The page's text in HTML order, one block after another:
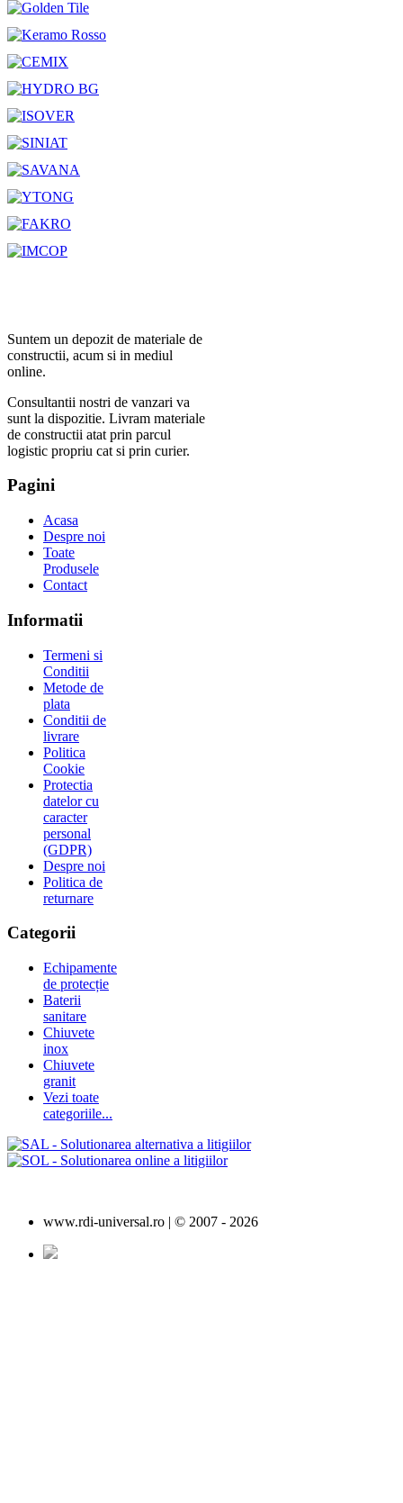
Suntem un depozit de materiale de
constructii, acum si in mediul
online.
Consultantii nostri de vanzari va
sunt la dispozitie. Livram materiale
de constructii atat prin parcul
logistic propriu cat si prin curier.
Pagini
Acasa
Despre noi
Toate
Produsele
Contact
Informatii
Termeni si
Conditii
Metode de
plata
Conditii de
livrare
Politica
Cookie
Protectia
datelor cu
caracter
personal
(GDPR)
Despre noi
Politica de
returnare
Categorii
Echipamente
de protecție
Baterii
sanitare
Chiuvete
inox
Chiuvete
granit
Vezi toate
categoriile...
www.rdi-universal.ro | © 2007 - 2026